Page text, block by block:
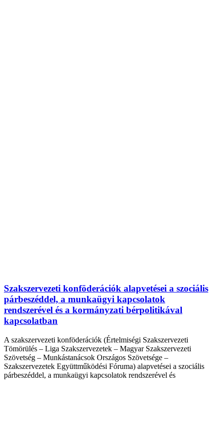
Szakszervezeti konföderációk alapvetései a szociális
párbeszéddel, a munkaügyi kapcsolatok
rendszerével és a kormányzati bérpolitikával
kapcsolatban
A szakszervezeti konföderációk (Értelmiségi Szakszervezeti
Tömörülés – Liga Szakszervezetek – Magyar Szakszervezeti
Szövetség – Munkástanácsok Országos Szövetsége –
Szakszervezetek Együttműködési Fóruma) alapvetései a szociális
párbeszéddel, a munkaügyi kapcsolatok rendszerével és